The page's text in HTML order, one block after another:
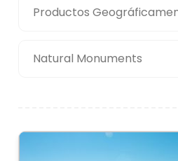
Productos
Natural Monuments